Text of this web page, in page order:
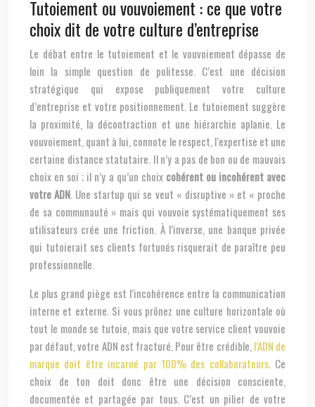
Tutoiement ou vouvoiement : ce que votre
choix dit de votre culture d’entreprise
Le débat entre le tutoiement et le vouvoiement dépasse de
loin la simple question de politesse. C’est une décision
stratégique qui expose publiquement votre culture
d’entreprise et votre positionnement. Le tutoiement suggère
la proximité, la décontraction et une hiérarchie aplanie. Le
vouvoiement, quant à lui, connote le respect, l’expertise et une
certaine distance statutaire. Il n’y a pas de bon ou de mauvais
choix en soi ; il n’y a qu’un choix cohérent ou incohérent avec
votre ADN . Une startup qui se veut « disruptive » et « proche
de sa communauté » mais qui vouvoie systématiquement ses
utilisateurs crée une friction. À l’inverse, une banque privée
qui tutoierait ses clients fortunés risquerait de paraître peu
professionnelle.
Le plus grand piège est l’incohérence entre la communication
interne et externe. Si vous prônez une culture horizontale où
tout le monde se tutoie, mais que votre service client vouvoie
par défaut, votre ADN est fracturé. Pour être crédible, l’ADN de
marque doit être incarné par 100% des collaborateurs. Ce
choix de ton doit donc être une décision consciente,
documentée et partagée par tous. C’est un pilier de votre